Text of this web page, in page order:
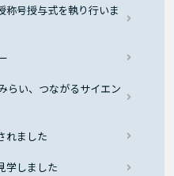
称号授与式を執り行いま
らい、つながるサイエン
れました
学しました